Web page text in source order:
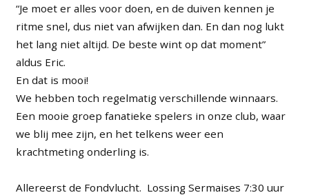
“Je moet er alles voor doen, en de duiven kennen je
ritme snel, dus niet van afwijken dan. En dan nog lukt
het lang niet altijd. De beste wint op dat moment”
aldus Eric.
En dat is mooi!
We hebben toch regelmatig verschillende winnaars.
Een mooie groep fanatieke spelers in onze club, waar
we blij mee zijn, en het telkens weer een
krachtmeting onderling is.
Allereerst de Fondvlucht. Lossing Sermaises 7:30 uur